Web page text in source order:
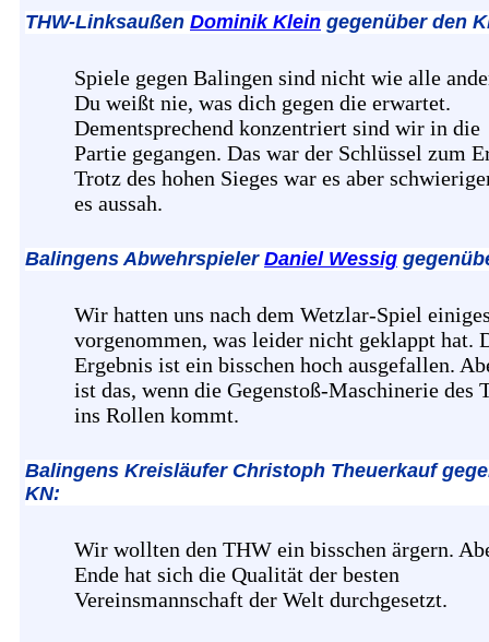
THW-Linksaußen Dominik Klein gegenüber den
Spiele gegen Balingen sind nicht wie alle
Du weißt nie, was dich gegen die erwartet.
Dementsprechend konzentriert sind wir in die
Partie gegangen. Das war der Schlüssel zum
Trotz des hohen Sieges war es aber
es aussah.
Balingens Abwehrspieler Daniel Wessig
Wir hatten uns nach dem Wetzlar-Spiel
vorgenommen, was leider nicht geklappt hat.
Ergebnis ist ein bisschen hoch ausgefallen.
ist das, wenn die Gegenstoß-Maschinerie des
ins Rollen kommt.
Balingens Kreisläufer Christoph Theuerkauf
KN:
Wir wollten den THW ein bisschen ärgern.
Ende hat sich die Qualität der besten
Vereinsmannschaft der Welt durchgesetzt.